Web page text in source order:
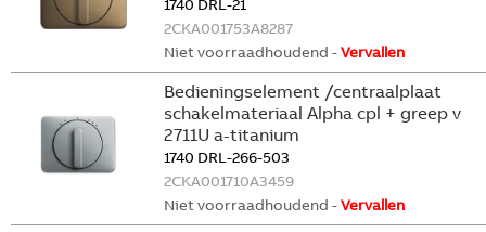
1740 DRL-21
2CKA001753A8287
Niet voorraadhoudend -Vervallen
Bedieningselement /centraalplaat
schakelmateriaal Alpha cpl + greep v
2711U a-titanium
1740 DRL-266-503
2CKA001710A3459
Niet voorraadhoudend -Vervallen